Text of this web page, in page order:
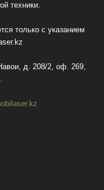
техники.
только с указанием
д. 208/2, оф. 269,